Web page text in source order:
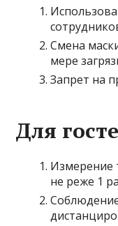
Смена
мере
Запрет на
Для
Измерение
не реже 1